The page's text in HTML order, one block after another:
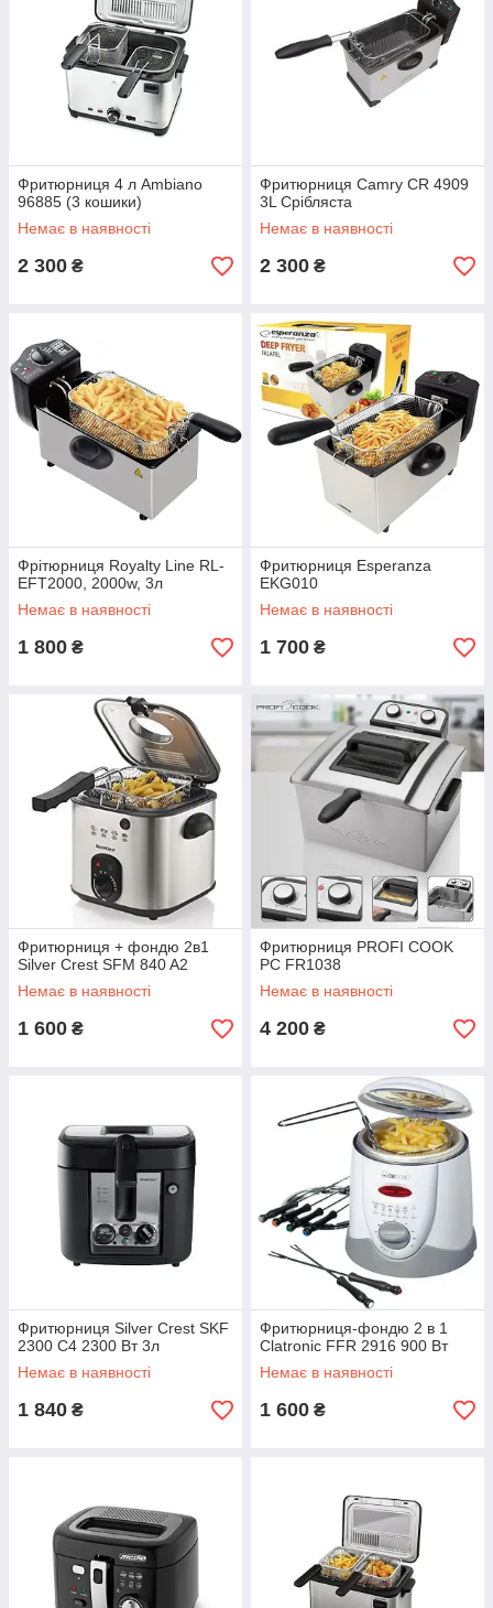
Фритюрниця 4 л Ambiano
96885 (3 кошики)
Немає в наявності
2 300 ₴
Фритюрниця Camry CR 4909
3L Срібляста
Немає в наявності
2 300 ₴
Фрітюрниця Royalty Line RL-
EFT2000, 2000w, 3л
Немає в наявності
1 800 ₴
Фритюрниця Esperanza
EKG010
Немає в наявності
1 700 ₴
Фритюрниця + фондю 2в1
Silver Crest SFM 840 A2
Немає в наявності
1 600 ₴
Фритюрниця PROFI COOK
PC FR1038
Немає в наявності
4 200 ₴
Фритюрниця Silver Crest SKF
2300 C4 2300 Вт 3л
Немає в наявності
1 840 ₴
Фритюрниця-фондю 2 в 1
Clatronic FFR 2916 900 Вт
Немає в наявності
1 600 ₴